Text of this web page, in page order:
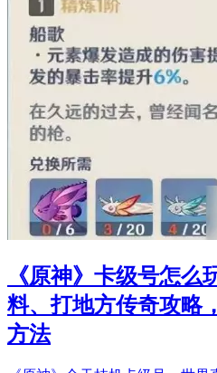
《原神》卡级号怎么
料、打地方传奇攻略
方法